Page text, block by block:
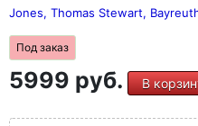
Jones, Thomas Stewart,
Под заказ
5999 руб. В